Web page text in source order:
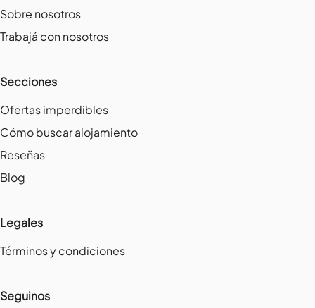
Sobre nosotros
Trabajá con nosotros
Secciones
Ofertas imperdibles
Cómo buscar alojamiento
Reseñas
Blog
Legales
Términos y condiciones
Seguinos